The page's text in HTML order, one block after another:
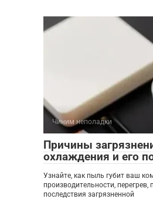
Чиним неполадки
Причины
охлаждения и его
Узнайте, как пыль губит ваш
производительности,
последствия загрязненной